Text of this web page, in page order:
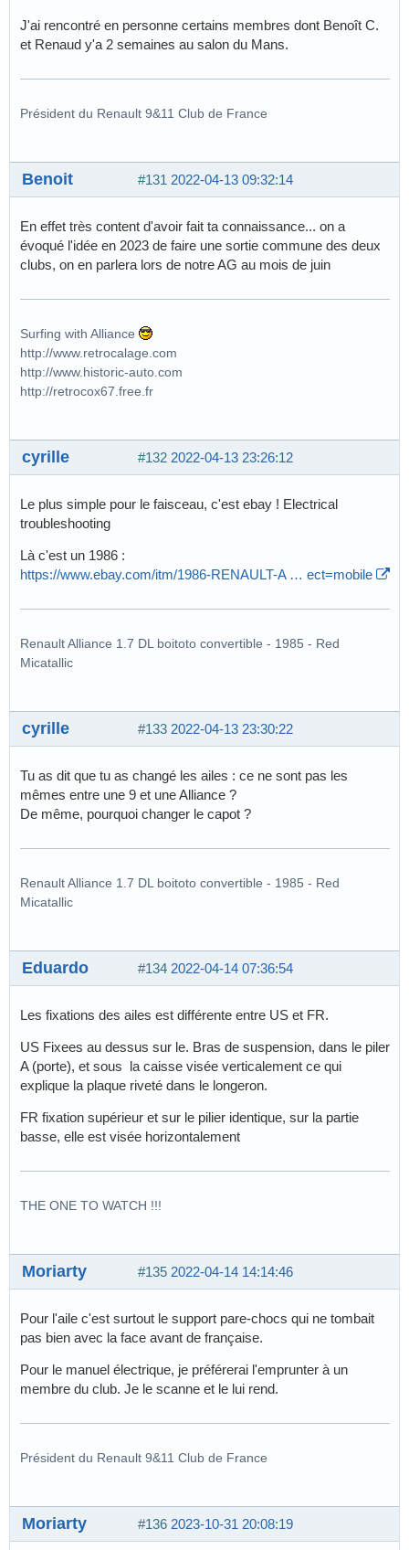
J'ai rencontré en personne certains membres dont Benoît C.
et Renaud y'a 2 semaines au salon du Mans.
Président du Renault 9&11 Club de France
#131 2022-04-13 09:32:14
Benoit
En effet très content d'avoir fait ta connaissance... on a
évoqué l'idée en 2023 de faire une sortie commune des deux
clubs, on en parlera lors de notre AG au mois de juin
Surfing with Alliance
http://www.retrocalage.com
http://www.historic-auto.com
http://retrocox67.free.fr
#132 2022-04-13 23:26:12
cyrille
Le plus simple pour le faisceau, c'est ebay ! Electrical
troubleshooting
Là c'est un 1986 :
https://www.ebay.com/itm/1986-RENAULT-A … ect=mobile
Renault Alliance 1.7 DL boitoto convertible - 1985 - Red
Micatallic
#133 2022-04-13 23:30:22
cyrille
Tu as dit que tu as changé les ailes : ce ne sont pas les
mêmes entre une 9 et une Alliance ?
De même, pourquoi changer le capot ?
Renault Alliance 1.7 DL boitoto convertible - 1985 - Red
Micatallic
#134 2022-04-14 07:36:54
Eduardo
Les fixations des ailes est différente entre US et FR.
US Fixees au dessus sur le. Bras de suspension, dans le piler
A (porte), et sous la caisse visée verticalement ce qui
explique la plaque riveté dans le longeron.
FR fixation supérieur et sur le pilier identique, sur la partie
basse, elle est visée horizontalement
THE ONE TO WATCH !!!
#135 2022-04-14 14:14:46
Moriarty
Pour l'aile c'est surtout le support pare-chocs qui ne tombait
pas bien avec la face avant de française.
Pour le manuel électrique, je préférerai l'emprunter à un
membre du club. Je le scanne et le lui rend.
Président du Renault 9&11 Club de France
#136 2023-10-31 20:08:19
Moriarty